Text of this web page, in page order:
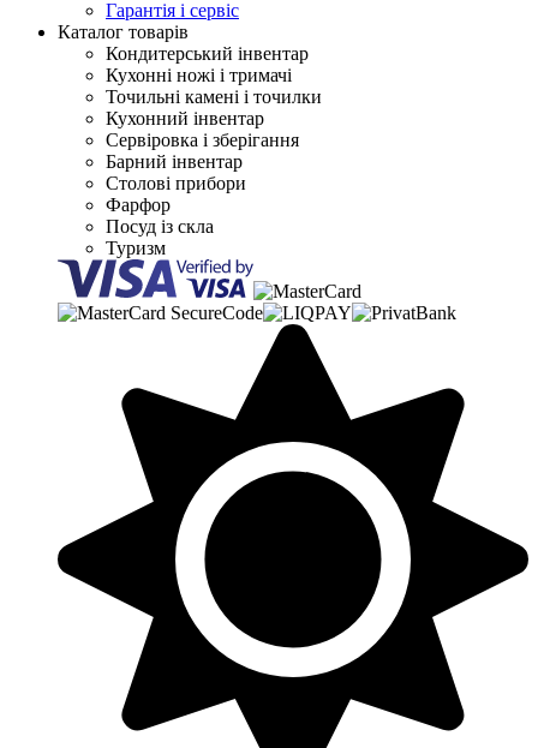
Гарантія і сервіс
Каталог товарів
Кондитерський інвентар
Кухонні ножі і тримачі
Точильні камені і точилки
Кухонний інвентар
Сервіровка і зберігання
Барний інвентар
Столові прибори
Фарфор
Посуд із скла
Туризм